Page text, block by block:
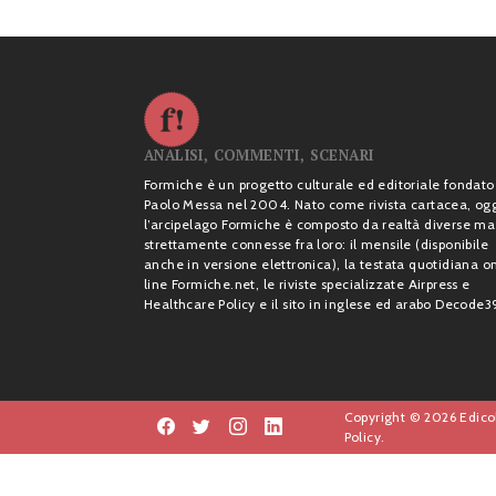
ANALISI, COMMENTI, SCENARI
Formiche è un progetto culturale ed editoriale fondato
Paolo Messa nel 2004. Nato come rivista cartacea,
l’arcipelago Formiche è composto da realtà diverse ma
strettamente connesse fra loro: il mensile (disponibile
anche in versione elettronica), la testata quotidiana
line Formiche.net, le riviste specializzate Airpress e
Healthcare Policy e il sito in inglese ed arabo
Copyright © 2026
Policy.